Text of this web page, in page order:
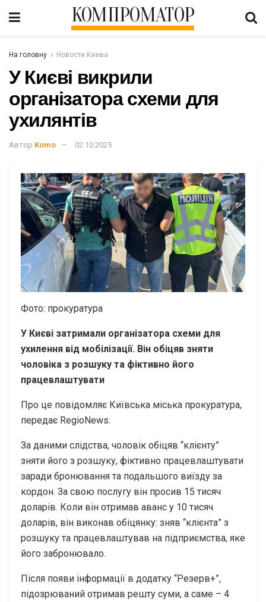
КОМПРОМАТОР
На головну Новости Киева
У Києві викрили
організатора схеми для
ухилянтів
Автор Komo 02.10.2025
Фото: прокуратура
У Києві затримали організатора схеми для
ухилення від мобілізації. Він обіцяв зняти
чоловіка з розшуку та фіктивно його
працевлаштувати
Про це повідомляє Київська міська прокуратура,
передає RegioNews.
За даними слідства, чоловік обіцяв “клієнту”
зняти його з розшуку, фіктивно працевлаштувати
заради бронювання та подальшого виїзду за
кордон. За свою послугу він просив 15 тисяч
доларів. Коли він отримав аванс у 10 тисяч
доларів, він виконав обіцянку: зняв “клієнта” з
розшуку та працевлаштував на підприємства, яке
його забронювало.
Після появи інформації в додатку “Резерв+”,
підозрюваний отримав решту суми, а саме – 4